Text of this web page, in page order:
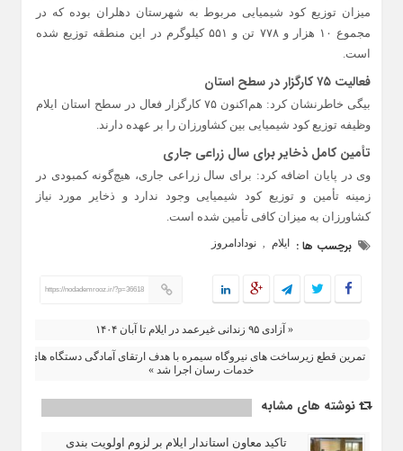
میزان توزیع کود شیمیایی مربوط به شهرستان دهلران بوده که در
مجموع ۱۰ هزار و ۷۷۸ تن و ۵۵۱ کیلوگرم در این منطقه توزیع شده
است.
فعالیت ۷۵ کارگزار در سطح استان
بیگی خاطرنشان کرد: هم‌اکنون ۷۵ کارگزار فعال در سطح استان ایلام
وظیفه توزیع کود شیمیایی بین کشاورزان را بر عهده دارند.
تأمین کامل ذخایر برای سال زراعی جاری
وی در پایان اضافه کرد: برای سال زراعی جاری، هیچ‌گونه کمبودی در
زمینه تأمین و توزیع کود شیمیایی وجود ندارد و ذخایر مورد نیاز
کشاورزان به میزان کافی تأمین شده است.
برچسب ها : ایلام نودادامروز
https://nodademrooz.ir/?p=36618
« آزادی ۹۵ زندانی غیرعمد در ایلام تا آبان ۱۴۰۴
تمرین قطع زیرساخت‌ های نیروگاه سیمره با هدف ارتقای آمادگی دستگاه‌ های
خدمات‌ رسان اجرا شد »
نوشته های مشابه
تاکید معاون استاندار ایلام بر لزوم اولویت‌ بندی